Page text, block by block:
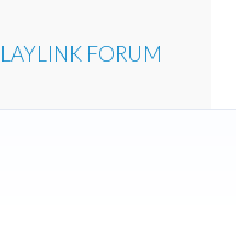
FORUM